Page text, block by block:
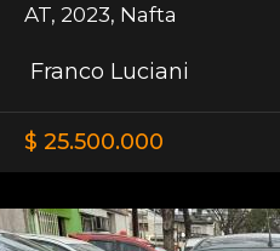
AT, 2023, Nafta
Franco Luciani
$ 25.500.000